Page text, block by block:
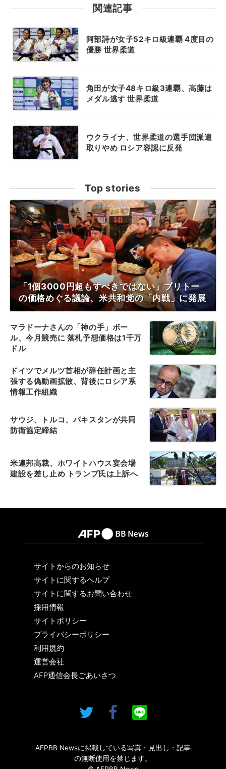
関連記事
阿部詩が女子52キロ級連覇 4度目の
優勝 世界柔道
角田が女子48キロ級3連覇、高藤は
メダル逃す 世界柔道
ウクライナ、世界柔道の選手団派遣
取りやめ ロシア容認に反発
Top stories
「1個3000円超もすべきではない」ブリトー
の価格めぐる議論、米共和党の「内戦」に発展
マラドーナさんの「神の手」ボー
ル、今月競売に 落札予想価格は1千万
ドル
ドイツでメルツ首相が辞任計画と主
張する偽動画拡散、背後にロシア系
情報工作組織
サウジ、トルコ、パキスタンが共同
防衛協定締結
米連邦高裁、ホワイトハウス宴会場
建設を差し止め トランプ氏は上訴へ
サイトからのお知らせ
サイトに関するヘルプ
サイトに関するお問い合わせ
採用情報
サイトポリシー
プライバシーポリシー
利用規約
運営会社
AFP通信会長ごあいさつ
AFPBB Newsに掲載している写真・見出し・記事
の無断使用を禁じます。